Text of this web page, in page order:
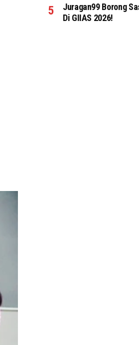
Juragan99 Borong
Di GIIAS 2026!